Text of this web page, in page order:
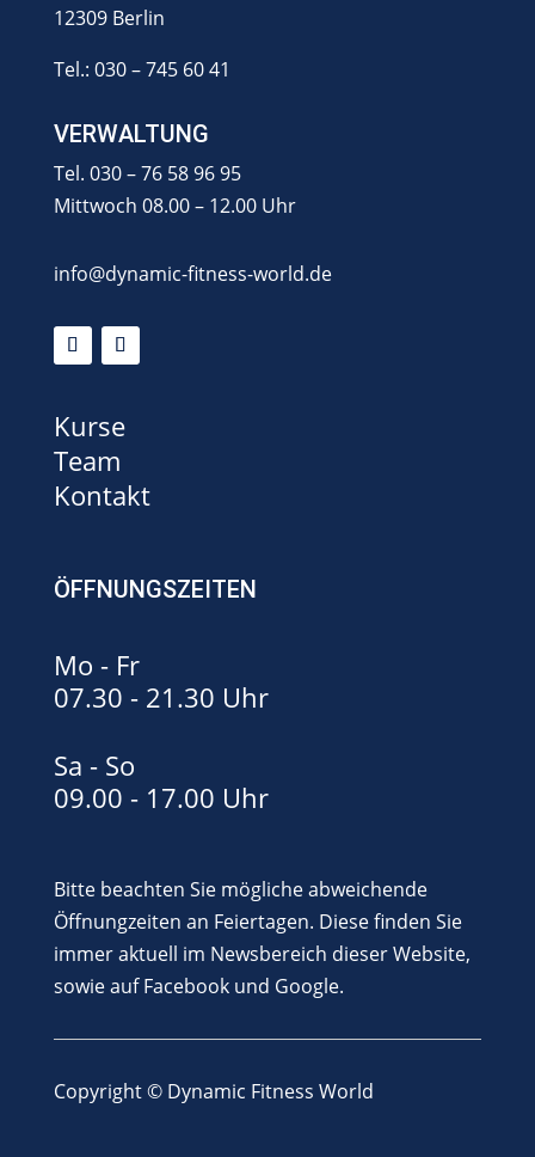
12309 Berlin
Tel.: 030 – 745 60 41
VERWALTUNG
Tel. 030 – 76 58 96 95
Mittwoch 08.00 – 12.00 Uhr
info@dynamic-fitness-world.de
Kurse
Team
Kontakt
ÖFFNUNGSZEITEN
Mo - Fr
07.30 - 21.30 Uhr
Sa - So
09.00 - 17.00 Uhr
Bitte beachten Sie mögliche abweichende
Öffnungzeiten an Feiertagen. Diese finden Sie
immer aktuell im Newsbereich dieser Website,
sowie auf Facebook und Google.
Copyright © Dynamic Fitness World